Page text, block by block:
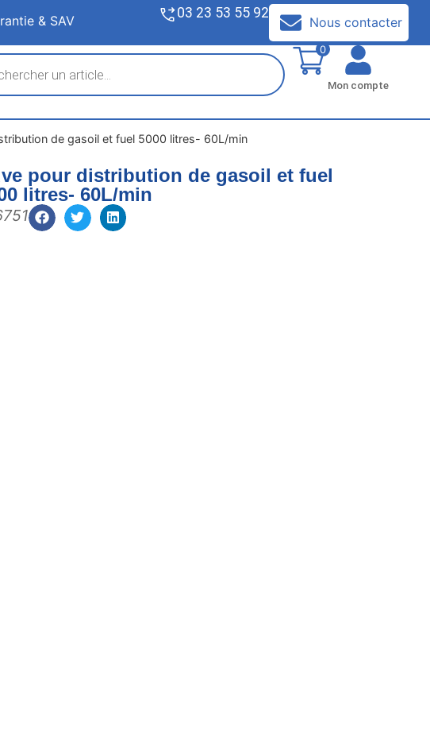
& SAV 03 23 53 55 92
Nous contacter
0
Mon compte
de gasoil et fuel 5000 litres- 60L/min
pour distribution de gasoil et fuel
litres- 60L/min